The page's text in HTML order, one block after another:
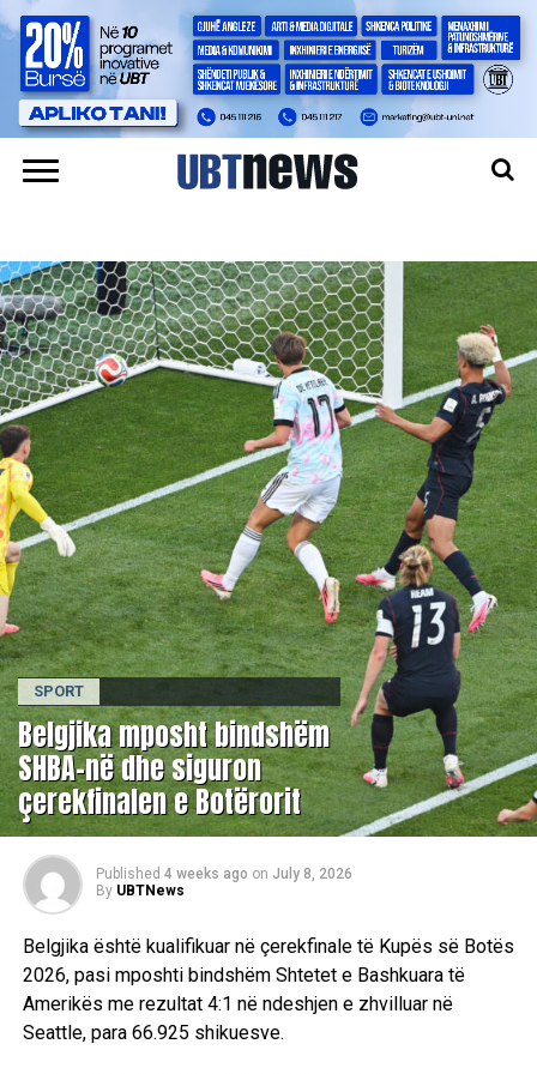
SPORT
Belgjika mposht bindshëm
SHBA-në dhe siguron
çerekfinalen e Botërorit
Published 4 weeks ago on July 8, 2026
By UBTNews
Belgjika është kualifikuar në çerekfinale të Kupës së Botës
2026, pasi mposhti bindshëm Shtetet e Bashkuara të
Amerikës me rezultat 4:1 në ndeshjen e zhvilluar në
Seattle, para 66.925 shikuesve.